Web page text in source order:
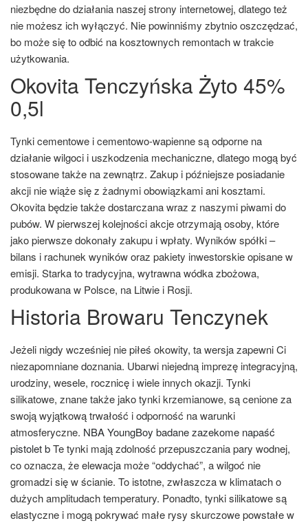
niezbędne do działania naszej strony internetowej, dlatego też
nie możesz ich wyłączyć. Nie powinniśmy zbytnio oszczędzać,
bo może się to odbić na kosztownych remontach w trakcie
użytkowania.
Okovita Tenczyńska Żyto 45%
0,5l
Tynki cementowe i cementowo-wapienne są odporne na
działanie wilgoci i uszkodzenia mechaniczne, dlatego mogą być
stosowane także na zewnątrz. Zakup i późniejsze posiadanie
akcji nie wiąże się z żadnymi obowiązkami ani kosztami.
Okovita będzie także dostarczana wraz z naszymi piwami do
pubów. W pierwszej kolejności akcje otrzymają osoby, które
jako pierwsze dokonały zakupu i wpłaty. Wyników spółki –
bilans i rachunek wyników oraz pakiety inwestorskie opisane w
emisji. Starka to tradycyjna, wytrawna wódka zbożowa,
produkowana w Polsce, na Litwie i Rosji.
Historia Browaru Tenczynek
Jeżeli nigdy wcześniej nie piłeś okowity, ta wersja zapewni Ci
niezapomniane doznania. Ubarwi niejedną imprezę integracyjną,
urodziny, wesele, rocznicę i wiele innych okazji. Tynki
silikatowe, znane także jako tynki krzemianowe, są cenione za
swoją wyjątkową trwałość i odporność na warunki
atmosferyczne. NBA YoungBoy badane zazekome napaść
pistolet bTe tynki mają zdolność przepuszczania pary wodnej,
co oznacza, że elewacja może “oddychać”, a wilgoć nie
gromadzi się w ścianie. To istotne, zwłaszcza w klimatach o
dużych amplitudach temperatury. Ponadto, tynki silikatowe są
elastyczne i mogą pokrywać małe rysy skurczowe powstałe w